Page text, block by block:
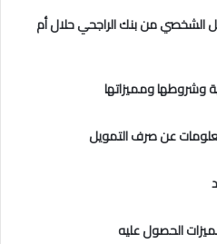
الشخصي من بنك الراجحي حلال أم
وشروطها ومميزاتها
عن صرف التمويل
الحصول عليه